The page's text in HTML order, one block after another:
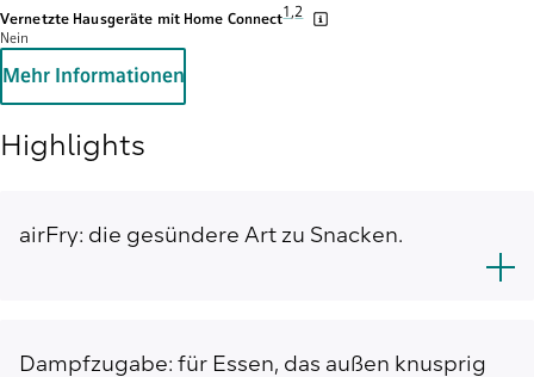
Vernetzte Hausgeräte mit Home ConnectFußnote 1: Wir stellen von Zeit zu Zeit
1 ,,Fußnote 2: Einige der gezeigten
2
Nein
Mehr Informationen
Highlights
airFry: die gesündere Art zu Snacken.
Dampfzugabe: für Essen, das außen knusprig